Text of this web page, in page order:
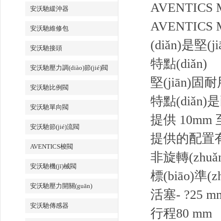
安沃馳緩沖器
安沃馳維修包
安沃馳接頭
安沃馳壓力調(diào)節(jié)閥
安沃馳比例閥
安沃馳單向閥
安沃馳節(jié)流閥
AVENTICS梭閥
安沃馳機(jī)械閥
安沃馳壓力開關(guān)
安沃馳傳感器
AVENTICS
AVENTICS
(diǎn)是堅
特點(diǎn)
堅(jiān)固
特點(diǎn)
提供 10mm
提供的配置
非旋轉
標(biāo)準
活塞- ?25
行程80 mm